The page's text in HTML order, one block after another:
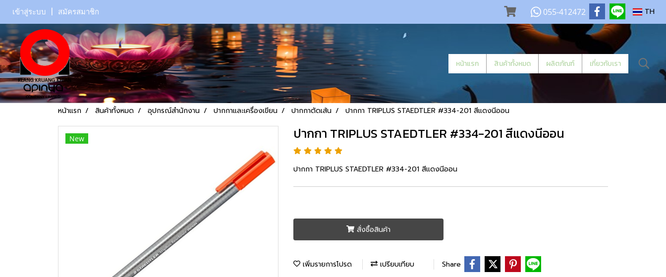
เข้าสู่ระบบ สมัครสมาชิก 055-412472 TH
หน้าแรก สินค้าทั้งหมด ผลิตภัณฑ์ เกี่ยวกับเรา
หน้าแรก สินค้าทั้งหมด อุปกรณ์สำนักงาน ปากกาและเครื่องเขียน ปากกาตัดเส้น ปากกา TRIPLUS STAEDTLER #334-201 สีแดงนีออน
New ปากกา TRIPLUS STAEDTLER #334-201 สีแดงนีออน
ปากกา TRIPLUS STAEDTLER #334-201 สีแดงนีออน
สั่งซื้อสินค้า
เพิ่มรายการโปรด เปรียบเทียบ Share